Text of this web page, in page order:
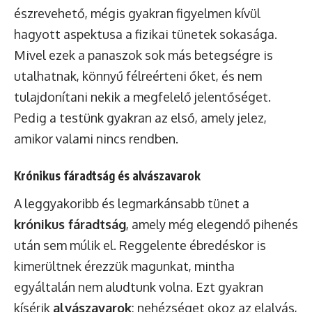
észrevehető, mégis gyakran figyelmen kívül
hagyott aspektusa a fizikai tünetek sokasága.
Mivel ezek a panaszok sok más betegségre is
utalhatnak, könnyű félreérteni őket, és nem
tulajdonítani nekik a megfelelő jelentőséget.
Pedig a testünk gyakran az első, amely jelez,
amikor valami nincs rendben.
Krónikus fáradtság és alvászavarok
A leggyakoribb és legmarkánsabb tünet a
krónikus fáradtság, amely még elegendő pihenés
után sem múlik el. Reggelente ébredéskor is
kimerültnek érezzük magunkat, mintha
egyáltalán nem aludtunk volna. Ezt gyakran
kísérik alvászavarok: nehézséget okoz az elalvás,